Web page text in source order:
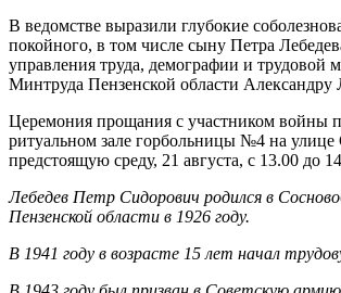
В ведомстве выразили глубокие
покойного, в том числе сыну Петра
управления труда, демографии и трудовой
Минтруда Пензенской области Александру
Церемония прощания с участником войны
ритуальном зале горбольницы №4 на улице
предстоящую среду, 21 августа, с 13.00 до
Лебедев Петр Сидорович родился в
Пензенской области в 1926 году.
В 1941 году в возрасте 15 лет начал